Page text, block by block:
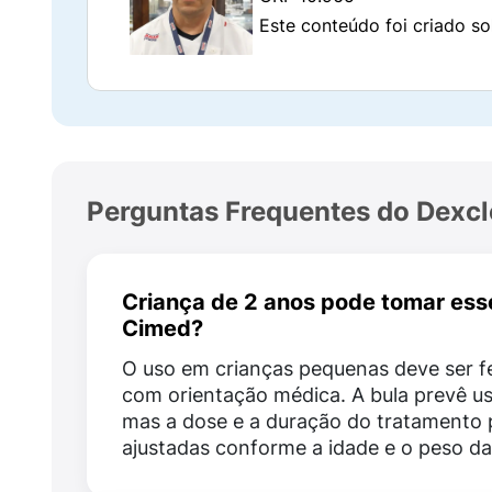
Além dos princípios ativos, o xarope
Sempre se atente à composição completa
componentes do medicamento.
de tratamento indicados para cada
Por se tratar de um medicamento que
nem ter sua dose aumentada ou reduzida
bula.
Quais os benefícios do
Entre os principais benefícios do
Este conteúdo foi criado
Perguntas Frequentes do
Criança de 2 anos pode tomar
Cimed?
O uso em crianças pequenas deve ser
com orientação médica. A bula prevê
mas a dose e a duração do tratamento
ajustadas conforme a idade e o peso